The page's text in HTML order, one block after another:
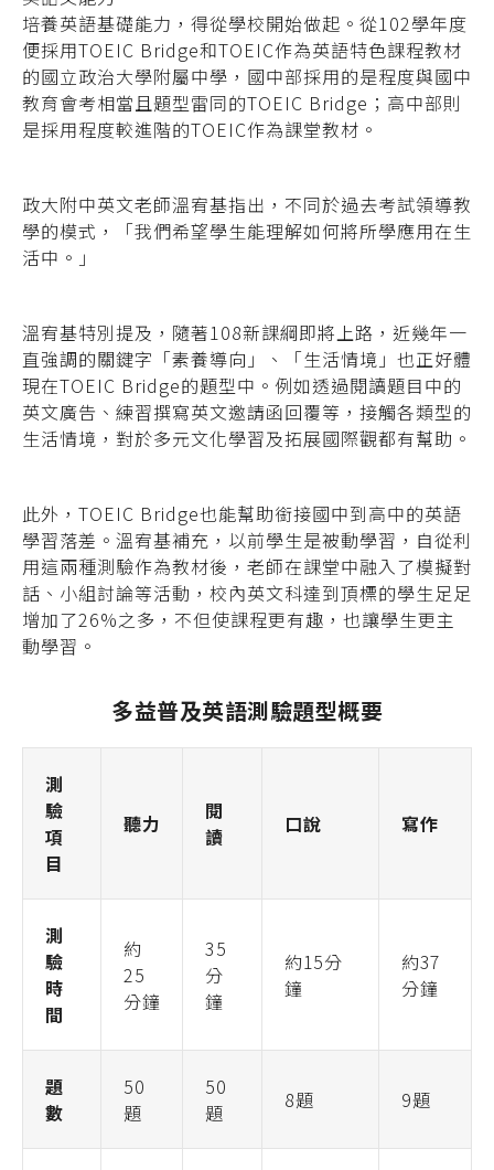
培養英語基礎能力，得從學校開始做起。從102學年度
便採用TOEIC Bridge和TOEIC作為英語特色課程教材
的國立政治大學附屬中學，國中部採用的是程度與國中
教育會考相當且題型雷同的TOEIC Bridge；高中部則
是採用程度較進階的TOEIC作為課堂教材。
政大附中英文老師溫宥基指出，不同於過去考試領導教
學的模式，「我們希望學生能理解如何將所學應用在生
活中。」
溫宥基特別提及，隨著108新課綱即將上路，近幾年一
直強調的關鍵字「素養導向」、「生活情境」也正好體
現在TOEIC Bridge的題型中。例如透過閱讀題目中的
英文廣告、練習撰寫英文邀請函回覆等，接觸各類型的
生活情境，對於多元文化學習及拓展國際觀都有幫助。
此外，TOEIC Bridge也能幫助銜接國中到高中的英語
學習落差。溫宥基補充，以前學生是被動學習，自從利
用這兩種測驗作為教材後，老師在課堂中融入了模擬對
話、小組討論等活動，校內英文科達到頂標的學生足足
增加了26%之多，不但使課程更有趣，也讓學生更主
動學習。
多益普及英語測驗題型概要
測
驗
項
目
聽力
閱
讀
口說 寫作
測
驗
時
間
約
25
分鐘
35
分
鐘
約15分
鐘
約37
分鐘
題
數
50
題
50
題
8題 9題